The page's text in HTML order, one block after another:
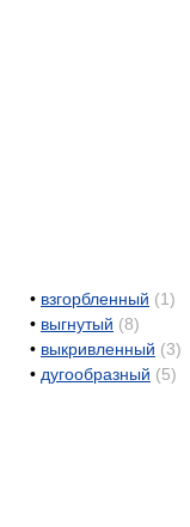
• взгорбленный (1)
• выгнутый (8)
• выкривленный (3)
• дугообразный (5)